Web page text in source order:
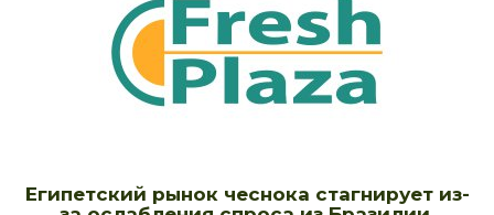
Египетский рынок чеснока стагнирует из-